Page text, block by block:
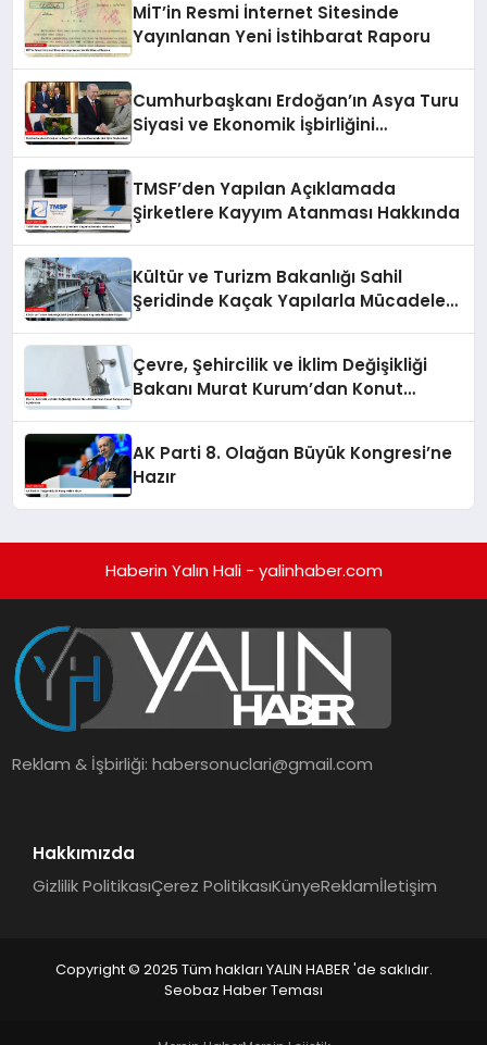
MİT’in Resmi İnternet Sitesinde
Yayınlanan Yeni İstihbarat Raporu
Cumhurbaşkanı Erdoğan’ın Asya Turu
Siyasi ve Ekonomik İşbirliğini
TMSF’den Yapılan Açıklamada
Şirketlere Kayyım Atanması Hakkında
Kültür ve Turizm Bakanlığı Sahil
Şeridinde Kaçak Yapılarla Mücadele
Çevre, Şehircilik ve İklim Değişikliği
Bakanı Murat Kurum’dan Konut
AK Parti 8. Olağan Büyük Kongresi’ne
Hazır
Haberin Yalın Hali - yalinhaber.com
Reklam & İşbirliği:habersonuclari@gmail.com
Hakkımızda
Gizlilik PolitikasıÇerez PolitikasıKünyeReklamİletişim
Copyright © 2025 Tüm hakları YALIN HABER 'de saklıdır.
Seobaz Haber Teması